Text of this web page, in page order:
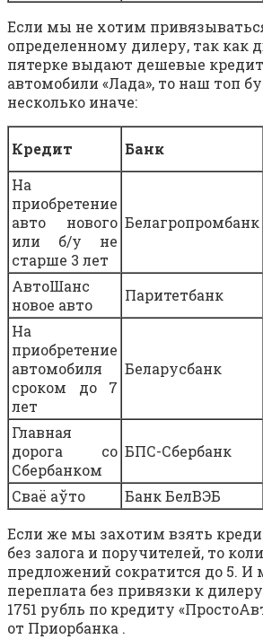
Если мы не хотим
определенному дилеру, так как
пятерке выдают дешевые
автомобили «Лада», то наш топ
несколько иначе:
Кредит Банк
На
приобретение
авто нового
или б/у не
старше 3 лет
Белагропромбанк
АвтоШанс
новое авто
Паритетбанк
На
приобретение
автомобиля
сроком до 7
лет
Беларусбанк
Главная
дорога со
Сбербанком
БПС-Сбербанк
Сваё аўто Банк БелВЭБ
Если же мы захотим взять
без залога и поручителей, то
предложений сократится до 5.
переплата без привязки к
1751 рубль по кредиту
от Приорбанка .